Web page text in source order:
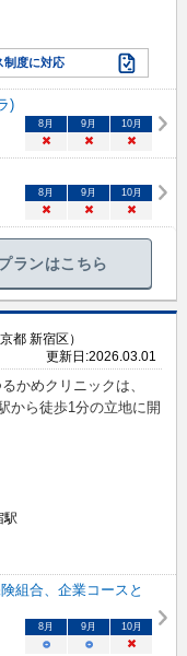
制度に対応
)
8 月 9 月 10月
× × ×
8 月 9 月 10月
× × ×
ランはこちら
京都 新宿区）
更新日:2026.03.01
かめクリニックは、
から徒歩1分の立地に開
駅
組合、企業コースと
8月 9月 10月
○ ○ ×